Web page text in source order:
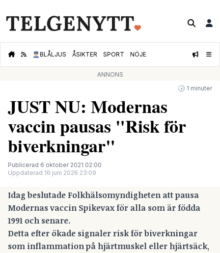
👮🏻‍♂️BLÅLJUS ÅSIKTER SPORT NÖJE
ANNONS
🕝 1 minuter
JUST NU: Modernas
vaccin pausas "Risk för
biverkningar"
Publicerad 6 oktober 2021 02:00
Uppdaterad 16 juni 2026 23:09
Idag beslutade Folkhälsomyndigheten att pausa
Modernas vaccin Spikevax för alla som är födda
1991 och senare.
Detta efter ökade signaler risk för biverkningar
som inflammation på hjärtmuskel eller hjärtsäck,